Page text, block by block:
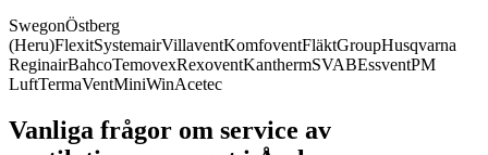
SwegonÖstberg
(Heru)FlexitSystemairVillaventKomfoventFläktGroupHusqvarna
ReginairBahcoTemovexRexoventKanthermSVABEssventPM
LuftTermaVentMiniWinAcetec
Vanliga frågor om service av